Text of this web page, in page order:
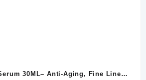
30ML– Anti-Aging, Fine Lines